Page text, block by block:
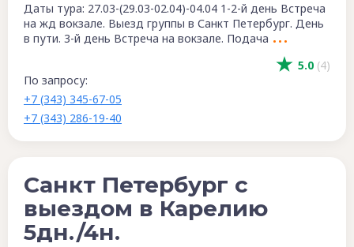
5.0 (4)
Даты тура: 27.03-(29.03-02.04)-04.04 1-2-й день Встреча
на жд вокзале. Выезд группы в Санкт Петербург. День
в пути. 3-й день Встреча на вокзале. Подача
По запросу:
+7 (343) 345-67-05
+7 (343) 286-19-40
Санкт Петербург с
выездом в Карелию
5дн./4н.